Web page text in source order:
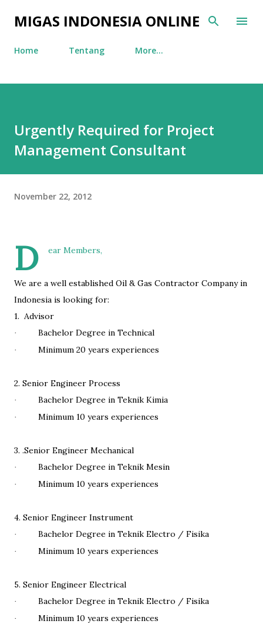
Skip to main content
MIGAS INDONESIA ONLINE
Home Tentang More…
Urgently Required for Project
Management Consultant
November 22, 2012
D ear Members,
We are a well established Oil & Gas Contractor Company in
Indonesia is looking for:
1. Advisor
· Bachelor Degree in Technical
· Minimum 20 years experiences
2. Senior Engineer Process
· Bachelor Degree in Teknik Kimia
· Minimum 10 years experiences
3. .Senior Engineer Mechanical
· Bachelor Degree in Teknik Mesin
· Minimum 10 years experiences
4. Senior Engineer Instrument
· Bachelor Degree in Teknik Electro / Fisika
· Minimum 10 years experiences
5. Senior Engineer Electrical
· Bachelor Degree in Teknik Electro / Fisika
· Minimum 10 years experiences